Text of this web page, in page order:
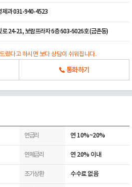
제과 031-940-4523
로 24-21, 보람프라자 6층 603-6026호 (금촌동)
렸다고 하시면 보다 상담이 쉬워집니다.
통화하기
연금리 연 10%~20%
연체금리 연 20% 이내
조기상환 수수료 없음